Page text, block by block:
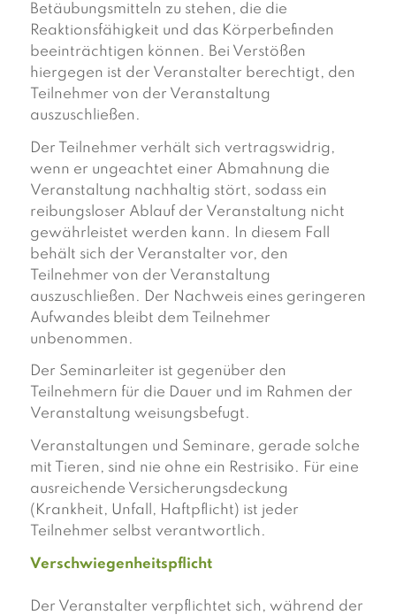
Betäubungsmitteln zu stehen, die die
Reaktionsfähigkeit und das Körperbefinden
beeinträchtigen können. Bei Verstößen
hiergegen ist der Veranstalter berechtigt, den
Teilnehmer von der Veranstaltung
auszuschließen.
Der Teilnehmer verhält sich vertragswidrig,
wenn er ungeachtet einer Abmahnung die
Veranstaltung nachhaltig stört, sodass ein
reibungsloser Ablauf der Veranstaltung nicht
gewährleistet werden kann. In diesem Fall
behält sich der Veranstalter vor, den
Teilnehmer von der Veranstaltung
auszuschließen. Der Nachweis eines geringeren
Aufwandes bleibt dem Teilnehmer
unbenommen.
Der Seminarleiter ist gegenüber den
Teilnehmern für die Dauer und im Rahmen der
Veranstaltung weisungsbefugt.
Veranstaltungen und Seminare, gerade solche
mit Tieren, sind nie ohne ein Restrisiko. Für eine
ausreichende Versicherungsdeckung
(Krankheit, Unfall, Haftpflicht) ist jeder
Teilnehmer selbst verantwortlich.
Verschwiegenheitspflicht
Der Veranstalter verpflichtet sich, während der